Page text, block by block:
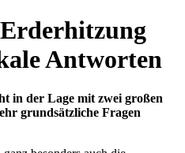
Uncategorized
Antworten
in der Lage mit zwei großen
grundsätzliche Fragen